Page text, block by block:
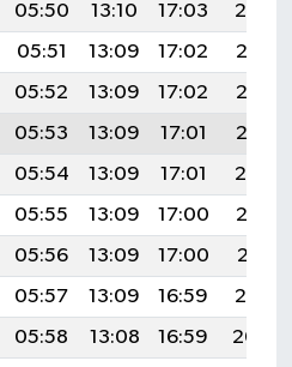
05:50 13:10 17:03
20:19
05:51 13:09 17:02
20:17
05:52 13:09 17:02
20:16
05:53 13:09 17:01
20:15
05:54 13:09 17:01
20:14
05:55 13:09 17:00
20:13
05:56 13:09 17:00
20:11
05:57 13:09 16:59
20:10
05:58 13:08 16:59
20:09